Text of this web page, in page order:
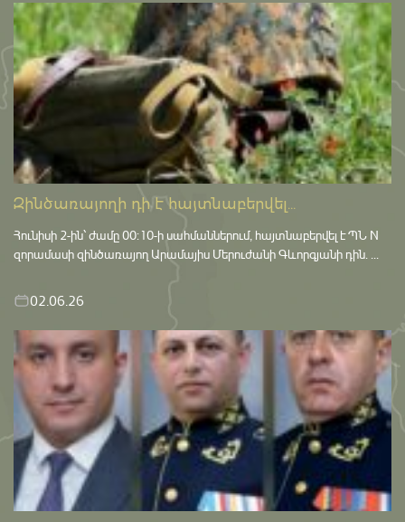
Զինծառայողի դի է հայտնաբերվել...
Հունիսի 2-ին՝ ժամը 00:10-ի սահմաններում, հայտնաբերվել է ՊՆ N
զորամասի զինծառայող Արամայիս Մերուժանի Գևորգյանի դին. ...
02.06.26